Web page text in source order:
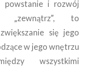
powstanie i rozwój
„zewnątrz”, to
się jego
w jego wnętrzu
wszystkimi